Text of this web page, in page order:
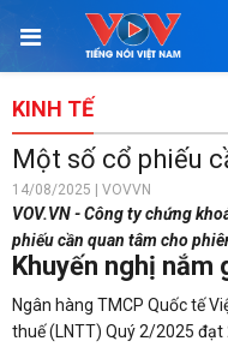
KINH TẾ
Một số cổ phiếu
14/08/2025 | VOVVN
VOV.VN - Công ty chứng
phiếu cần quan tâm cho
Khuyến nghị nắm
Ngân hàng TMCP Quốc tế
thuế (LNTT) Quý 2/2025